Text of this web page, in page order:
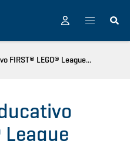
FIRST® LEGO® League...
League